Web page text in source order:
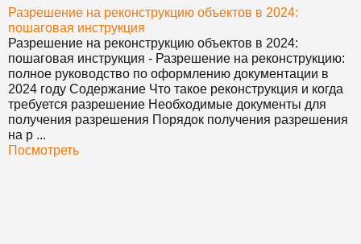
Разрешение на реконструкцию объектов в 2024:
пошаговая инструкция
Разрешение на реконструкцию объектов в 2024:
пошаговая инструкция - Разрешение на реконструкцию:
полное руководство по оформлению документации в
2024 году Содержание Что такое реконструкция и когда
требуется разрешение Необходимые документы для
получения разрешения Порядок получения разрешения
на р ...
Посмотреть